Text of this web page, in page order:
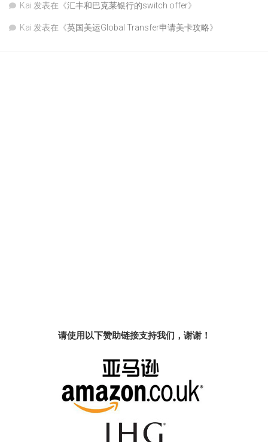
Kai 发表在《汇丰和巴克莱银行的switch offer》
Kai 发表在《英国美运Global Transfer申请美卡攻略》
请使用以下赞助链接支持我们，谢谢！